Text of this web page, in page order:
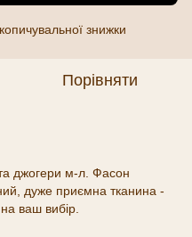
знижки
Порівняти
джогери м-л. Фасон
дуже приємна тканина -
ваш вибір.